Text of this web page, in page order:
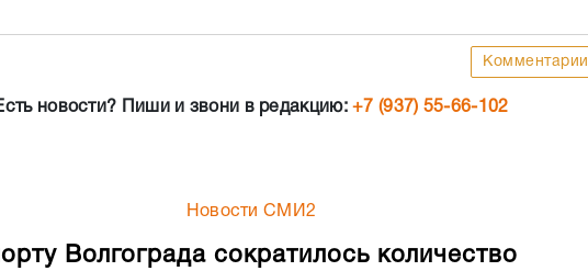
Комментарии
новости? Пиши и звони в редакцию:+7 (937) 55-66-102
Новости СМИ2
Волгограда сократилось количество